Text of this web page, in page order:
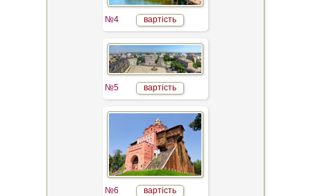
№4 вартість
№5 вартість
№6 вартість